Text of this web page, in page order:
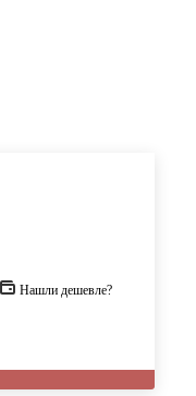
Нашли дешевле?